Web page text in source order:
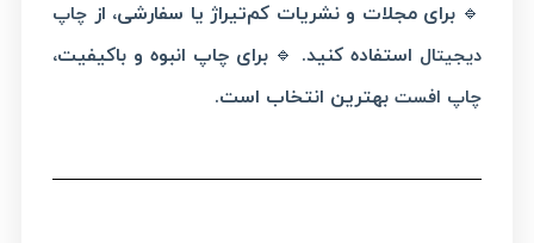
🔹برای مجلات و نشریات کم‌تیراژ یا سفارشی، از چاپ
دیجیتال استفاده کنید.
🔹برای چاپ انبوه و باکیفیت،
چاپ افست بهترین انتخاب است.